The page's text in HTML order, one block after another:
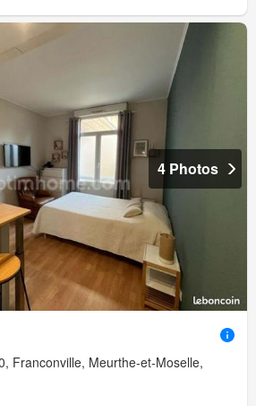
4 Photos
Franconville, Meurthe-et-Moselle,